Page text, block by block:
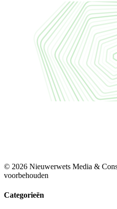
© 2026 Nieuwerwets Media &
voorbehouden
Categorieën